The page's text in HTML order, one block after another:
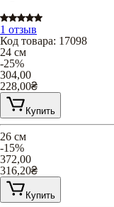
1 отзыв
Код товара: 17098
24 см
-25%
304,00
228,00₴
Купить
26 см
-15%
372,00
316,20₴
Купить